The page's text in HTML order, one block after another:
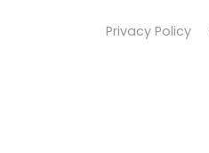
Privacy Policy